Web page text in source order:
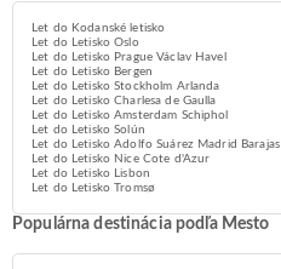
Let do Kodanské letisko
Let do Letisko Oslo
Let do Letisko Prague Václav Havel
Let do Letisko Bergen
Let do Letisko Stockholm Arlanda
Let do Letisko Charlesa de Gaulla
Let do Letisko Amsterdam Schiphol
Let do Letisko Solún
Let do Letisko Adolfo Suárez Madrid Barajas
Let do Letisko Nice Cote d'Azur
Let do Letisko Lisbon
Let do Letisko Tromsø
Populárna destinácia podľa Mesto